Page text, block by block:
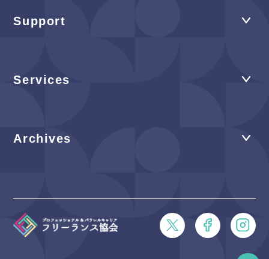
Support
Services
Archives